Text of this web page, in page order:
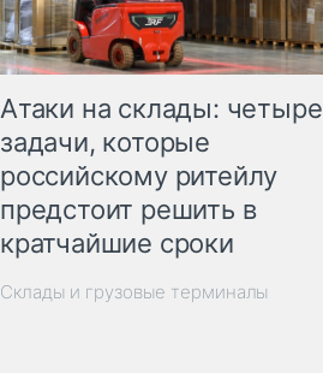
Атаки на склады: четыре
задачи, которые
российскому ритейлу
предстоит решить в
кратчайшие сроки
Склады и грузовые терминалы